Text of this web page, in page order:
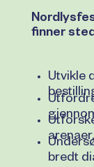
finner
Utvikle
bredt